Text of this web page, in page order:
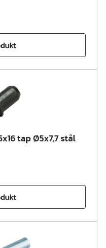
tap Ø5x7,7 stål